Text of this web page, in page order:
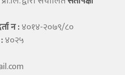
न :४०१४-२०७९/८०
४०२५